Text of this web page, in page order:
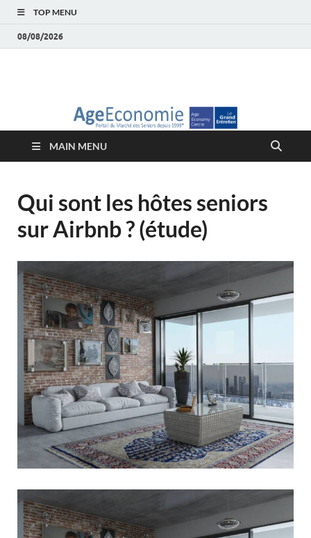
TOP MENU
08/08/2026
économie – Marché
des Seniors
MAIN MENU
Qui sont les hôtes seniors
sur Airbnb ? (étude)